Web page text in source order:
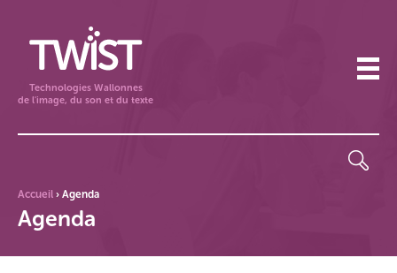
Technologies Wallonnes
de l'image, du son et du texte
Accueil › Agenda
Agenda